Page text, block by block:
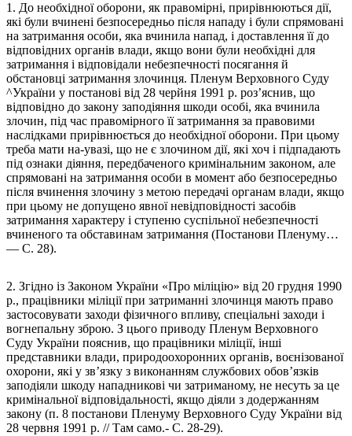
1. До необхідної оборони, як правомірні, прирівнюються дії,
які були вчинені безпосередньо після нападу і були спрямовані
на затримання особи, яка вчинила напад, і доставлення її до
відповідних органів влади, якщо вони були необхідні для
затримання і відповідали небезпечності посягання й
обстановці затримання злочинця. Пленум Верховного Суду
^України у постанові від 28 черйня 1991 р. роз’яснив, що
відповідно до закону заподіяння шкоди особі, яка вчинила
злочин, під час правомірного її затримання за правовими
наслідками прирівнюється до необхідної оборони. При цьому
треба мати на-увазі, що не є злочином дії, які хоч і підпадають
під ознаки діяння, передбаченого кримінальним законом, але
спрямовані на затримання особи в момент або безпосередньо
після вчинення злочину з метою передачі органам влади, якщо
при цьому не допущено явної невідповідності засобів
затримання характеру і ступеню суспільної небезпечності
вчиненого та обставинам затримання (Постанови Пленуму…
— С. 28).
2. Згідно із Законом України «Про міліцію» від 20 грудня 1990
р., працівники міліції при затриманні злочинця мають право
застосовувати заходи фізичного впливу, спеціальні заходи і
вогнепальну зброю. З цього приводу Пленум Верховного
Суду України пояснив, що працівники міліції, інші
представники влади, природоохоронних органів, воєнізованої
охорони, які у зв’язку з виконанням службових обов’язків
заподіяли шкоду нападникові чи затриманому, не несуть за це
кримінальної відповідальності, якщо діяли з додержанням
закону (п. 8 постанови Пленуму Верховного Суду України від
28 червня 1991 р. // Там само.- С. 28-29).